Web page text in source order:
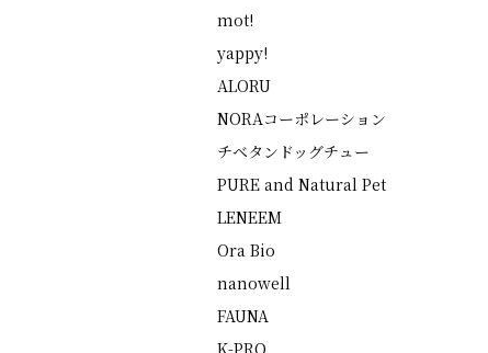
mot!
yappy!
ALORU
NORAコーポレーション
チベタンドッグチュー
PURE and Natural Pet
LENEEM
Ora Bio
nanowell
FAUNA
K-PRO